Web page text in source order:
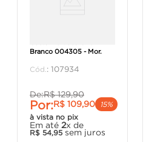
Branco 004305 - Mor.
: 107934
De:R$ 129,90
Por:R$ 109,90
15%
à vista no pix
Em até 2x de
R$ 54,95 sem juros